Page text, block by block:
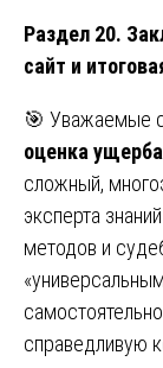
Раздел 20.
сайт и
🎯 Уважаемые
оценка
сложный,
эксперта
методов и
справедливую